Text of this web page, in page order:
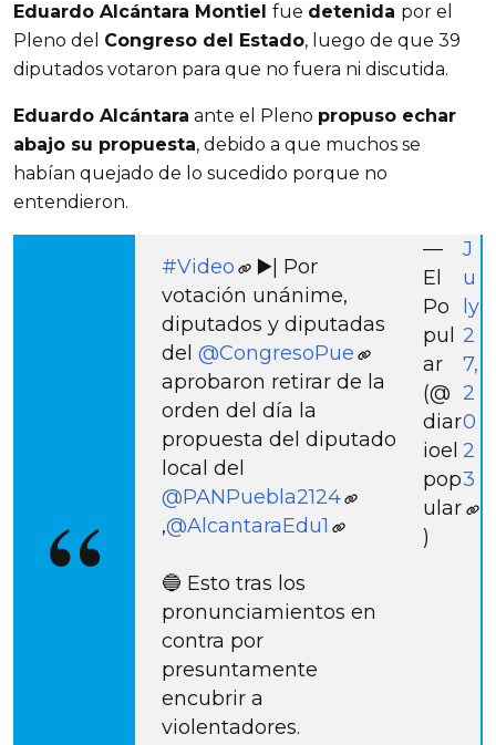
Eduardo Alcántara Montiel fue detenida por el
Pleno del Congreso del Estado, luego de que 39
diputados votaron para que no fuera ni discutida.
Eduardo Alcántara ante el Pleno propuso echar
abajo su propuesta, debido a que muchos se
habían quejado de lo sucedido porque no
entendieron.
#Video
▶️| Por
votación unánime,
diputados y diputadas
del @CongresoPue
aprobaron retirar de la
orden del día la
propuesta del diputado
local del
@PANPuebla2124
,@AlcantaraEdu1
🔵 Esto tras los
pronunciamientos en
contra por
presuntamente
encubrir a
violentadores.
—
El
Po
pul
ar
(@
diar
ioel
pop
ular
)
J
u
ly
2
7,
2
0
2
3